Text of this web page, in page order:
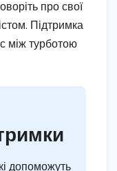
про свої
Підтримка
між турботою
допоможуть